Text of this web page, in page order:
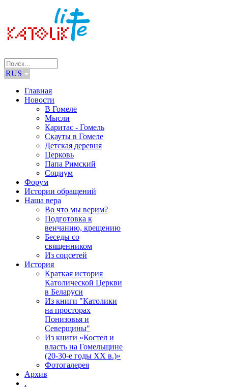
RUS
Главная
Новости
В Гомеле
Мысли
Каритас - Гомель
Скауты в Гомеле
Детская деревня
Церковь
Папа Римский
Социум
Форум
Истории обращений
Наша вера
Во что мы верим?
Подготовка к
венчанию, крещению
Беседы со
священником
Из соцсетей
История
Краткая история
Католической Церкви
в Беларуси
Из книги "Католики
на просторах
Понизовья и
Северщины"
Из книги «Костел и
власть на Гомельщине
(20-30-е годы ХХ в.)»
Фотогалерея
Архив
.